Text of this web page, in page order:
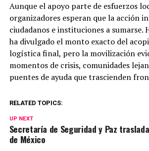
Aunque el apoyo parte de esfuerzos
organizadores esperan que la acción
ciudadanos e instituciones a sumarse.
ha divulgado el monto exacto del
logística final, pero la movilización
momentos de crisis, comunidades
puentes de ayuda que trascienden
RELATED TOPICS:
UP NEXT
Secretaría de Seguridad y Paz
de México